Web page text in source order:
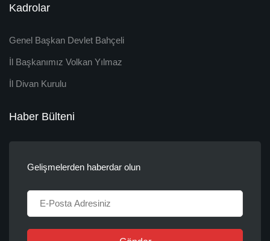
Kadrolar
Genel Başkan Devlet Bahçeli
İl Başkanımız Volkan Yılmaz
İl Divan Kurulu
Haber Bülteni
Gelişmelerden haberdar olun